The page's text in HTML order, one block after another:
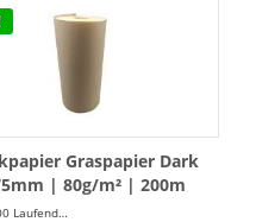
Graspapier Dark
| 80g/m² | 200m
Meter